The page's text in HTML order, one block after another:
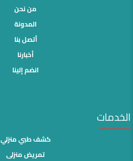
من نحن
المدونة
أتصل بنا
أخبارنا
انضم إلينا
الخدمات
كشف طبي منزلي
تمريض منزلى